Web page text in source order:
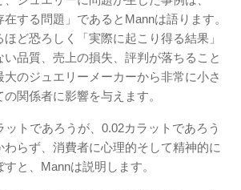
在する問題」であるとMannは語ります。
ど恐ろしく「実際に起こり得る結果」
い品質、売上の損失、評判が落ちること
のジュエリーメーカーから非常に小さ
関係者に影響を与えます。
トであろうが、0.02カラットであろう
わらず、消費者に心理的そして精神的に
と、Mannは説明します。